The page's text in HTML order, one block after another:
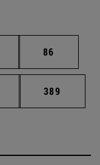
Páginas intermedias
Página
86
Páginas intermedias
Página
389